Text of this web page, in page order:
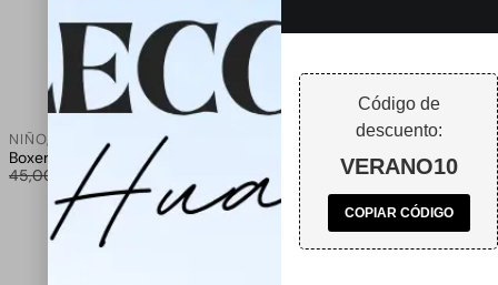
NIÑO,
Boxer infantil Baby Salinetas
45,00
30,00 €
Código de
descuento:
VERANO10
COPIAR CÓDIGO